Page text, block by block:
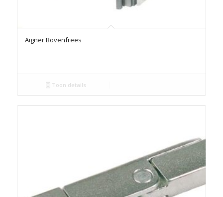
Aigner Bovenfrees
Toon details